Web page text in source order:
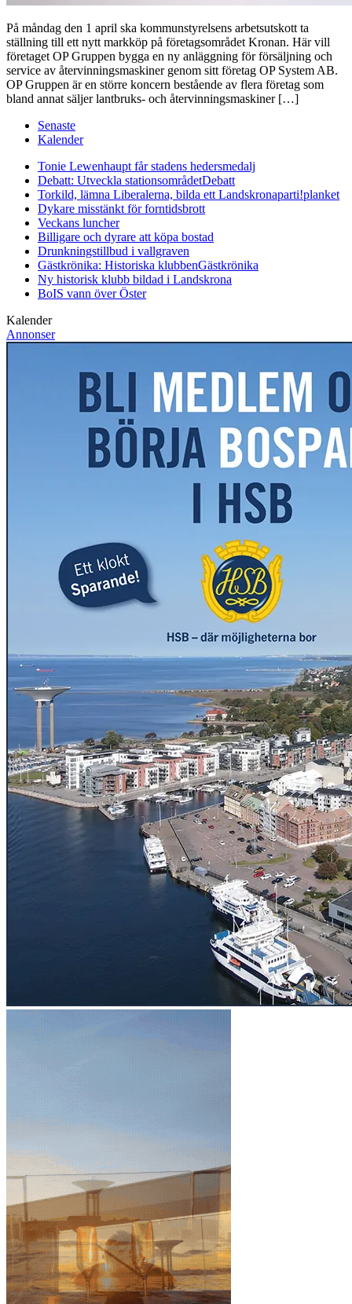
På måndag den 1 april ska kommunstyrelsens arbetsutskott ta
ställning till ett nytt markköp på företagsområdet Kronan. Här vill
företaget OP Gruppen bygga en ny anläggning för försäljning och
service av återvinningsmaskiner genom sitt företag OP System AB.
OP Gruppen är en större koncern bestående av flera företag som
bland annat säljer lantbruks- och återvinningsmaskiner […]
Senaste
Kalender
Tonie Lewenhaupt får stadens hedersmedalj
Debatt: Utveckla stationsområdetDebatt
Torkild, lämna Liberalerna, bilda ett Landskronaparti!planket
Dykare misstänkt för forntidsbrott
Veckans luncher
Billigare och dyrare att köpa bostad
Drunkningstillbud i vallgraven
Gästkrönika: Historiska klubbenGästkrönika
Ny historisk klubb bildad i Landskrona
BoIS vann över Öster
Kalender
Annonser